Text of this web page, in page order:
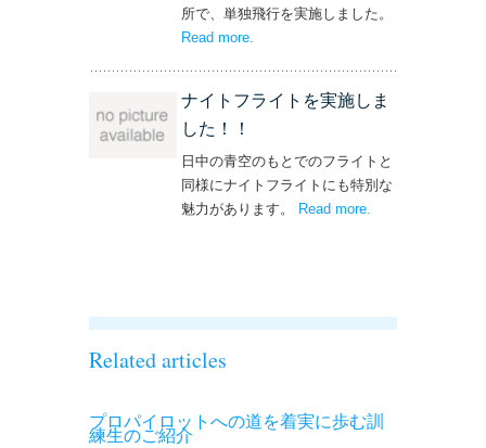
所で、単独飛行を実施しました。
Read more– ‘単独飛行を実施しました！’
.
ナイトフライトを実施しま
した！！
日中の青空のもとでのフライトと
同様にナイトフライトにも特別な
魅力があります。
Read more
Related articles
プロパイロットへの道を着実に歩む訓
練生のご紹介